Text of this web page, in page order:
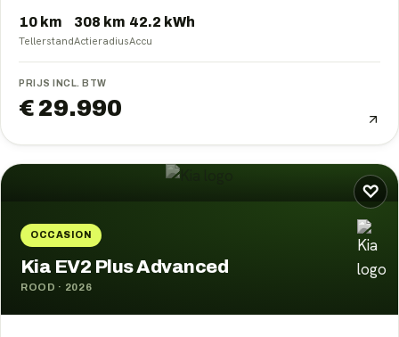
10 km
Tellerstand
308 km
Actieradius
42.2 kWh
Accu
PRIJS INCL. BTW
€ 29.990
♡
OCCASION
Kia EV2 Plus Advanced
ROOD · 2026